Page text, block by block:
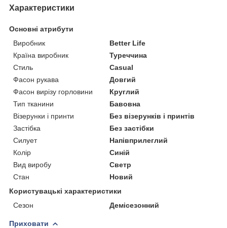
Характеристики
Основні атрибути
Виробник
Better Life
Країна виробник
Туреччина
Стиль
Casual
Фасон рукава
Довгий
Фасон вирізу горловини
Круглий
Тип тканини
Бавовна
Візерунки і принти
Без візерунків і принтів
Застібка
Без застібки
Силует
Напівприлеглий
Колір
Синій
Вид виробу
Светр
Стан
Новий
Користувацькi характеристики
Сезон
Демісезонний
Приховати